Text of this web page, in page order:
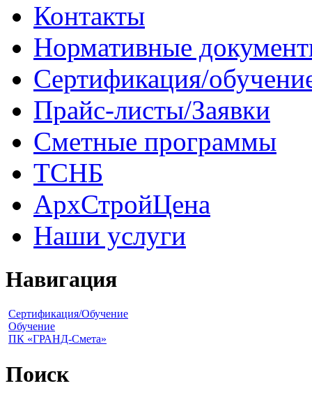
Контакты
Нормативные
Сертификация/
Прайс-листы/Заявки
Сметные программы
ТСНБ
АрхСтройЦена
Наши услуги
Навигация
Сертификация/Обучение
Обучение
ПК «ГРАНД-Смета»
Поиск